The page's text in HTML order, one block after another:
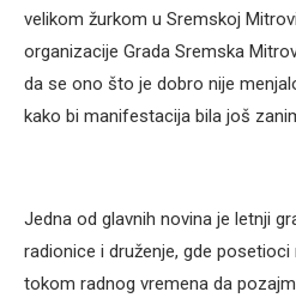
velikom žurkom u Sremskoj
organizacije Grada Sremska
da se ono što je dobro nije
kako bi manifestacija bila još
Jedna od glavnih novina je letnji
radionice i druženje, gde
tokom radnog vremena da